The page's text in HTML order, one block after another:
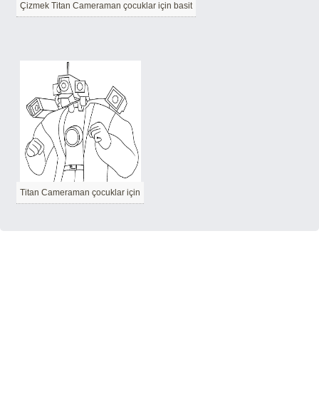
Çizmek Titan Cameraman çocuklar için basit
Titan Cameraman çocuklar için